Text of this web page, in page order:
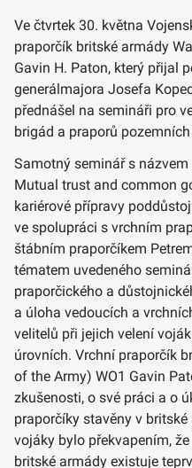
Ve čtvrtek 30. května
praporčík britské armády
Gavin H. Paton, který přijal
generálmajora Josefa
přednášel na semináři pro
brigád a praporů
Samotný seminář s názvem
Mutual trust and common
kariérové přípravy
ve spolupráci s vrchním
štábním praporčíkem
tématem uvedeného
praporčického a
a úloha vedoucích a
velitelů při jejich velení
úrovních. Vrchní praporčík
of the Army) WO1 Gavin
zkušenosti, o své práci a o
praporčíky stavěny v
vojáky bylo překvapením,
britské armády existuje